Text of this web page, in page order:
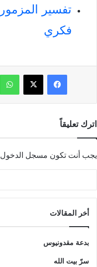
فكري
فيسبوك ‫X
اترك تعليقاً
يجب أنت تكون مسجل الدخول
أخر المقالات
بدعة مقدونيوس
سرّ بيت الله